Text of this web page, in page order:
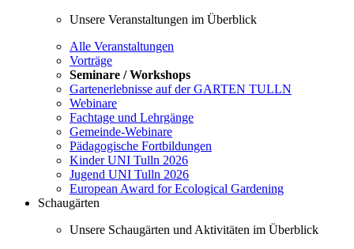
Unsere Veranstaltungen im Überblick
Alle Veranstaltungen
Vorträge
Seminare / Workshops
Gartenerlebnisse auf der GARTEN TULLN
Webinare
Fachtage und Lehrgänge
Gemeinde-Webinare
Pädagogische Fortbildungen
Kinder UNI Tulln 2026
Jugend UNI Tulln 2026
European Award for Ecological Gardening
Schaugärten
Unsere Schaugärten und Aktivitäten im Überblick